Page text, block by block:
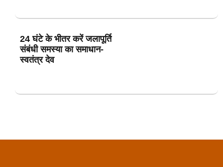
24 घंटे के भीतर करें जलापूर्ति
संबंधी समस्या का समाधान-
स्वतंत्र देव